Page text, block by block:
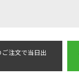
注文で当日出